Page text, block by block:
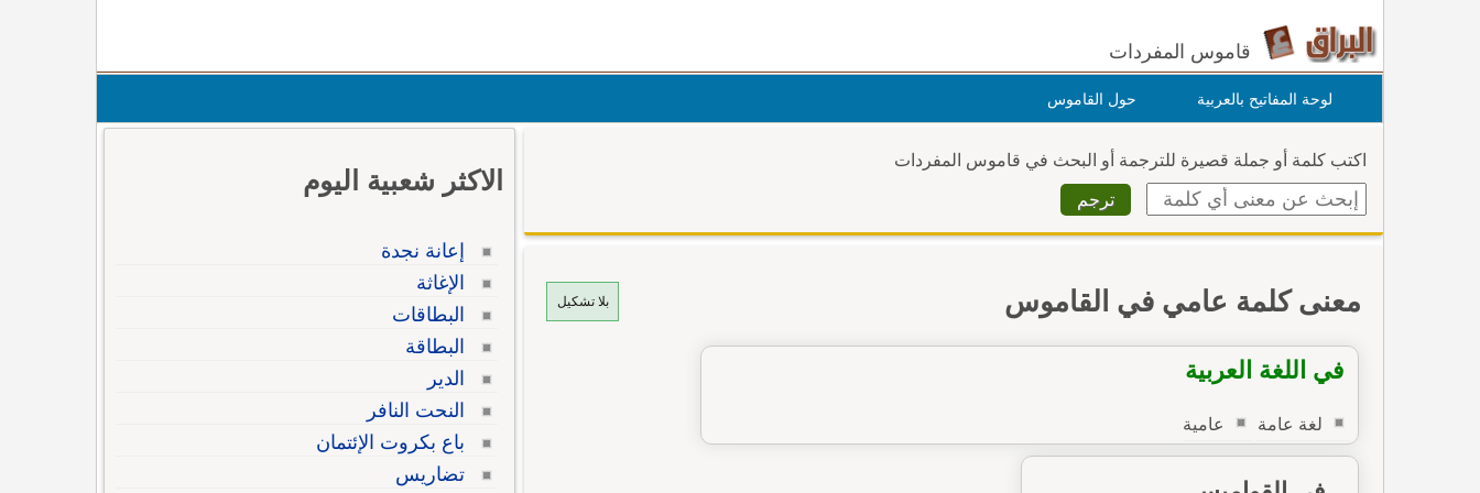
قاموس المفردات
لوحة المفاتيح بالعربية حول القاموس
اكتب كلمة أو جملة قصيرة للترجمة أو البحث في قاموس المفردات
بلا تشكيل معنى كلمة عامي في القاموس
في اللغة العربية
لغة عامة عامية
الاكثر شعبية اليوم
إعانة نجدة
الإغاثة
البطاقات
البطاقة
الدير
النحت النافر
باع بكروت الإئتمان
تضاريس